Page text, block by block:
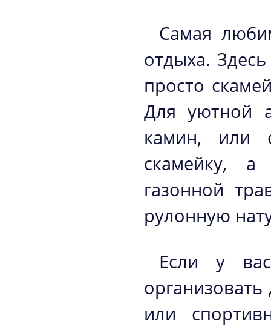
Самая
отдыха.
просто
Для уютной
камин, или
скамейку, а
газонной
рулонную
Если у
или